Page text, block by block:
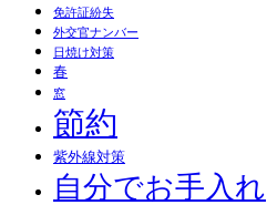
免許証紛失
外交官ナンバー
日焼け対策
春
窓
節約
紫外線対策
自分でお手入れ